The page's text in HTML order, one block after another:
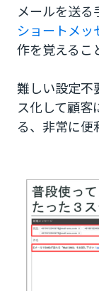
Yahoo mail
メールか
メールを送る
ショートメッ
作を覚えるこ
難しい設定不
ス化して顧
る、非常に便